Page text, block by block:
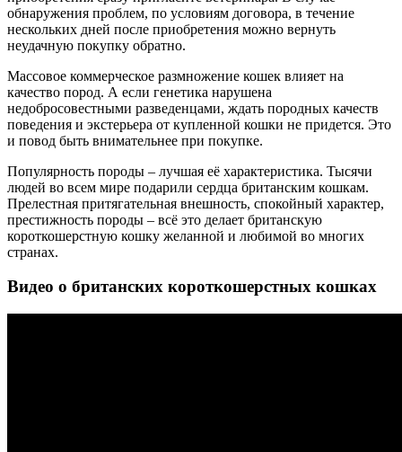
обнаружения проблем, по условиям договора, в течение
нескольких дней после приобретения можно вернуть
неудачную покупку обратно.
Массовое коммерческое размножение кошек влияет на
качество пород. А если генетика нарушена
недобросовестными разведенцами, ждать породных качеств
поведения и экстерьера от купленной кошки не придется. Это
и повод быть внимательнее при покупке.
Популярность породы – лучшая её характеристика. Тысячи
людей во всем мире подарили сердца британским кошкам.
Прелестная притягательная внешность, спокойный характер,
престижность породы – всё это делает британскую
короткошерстную кошку желанной и любимой во многих
странах.
Видео о британских короткошерстных кошках